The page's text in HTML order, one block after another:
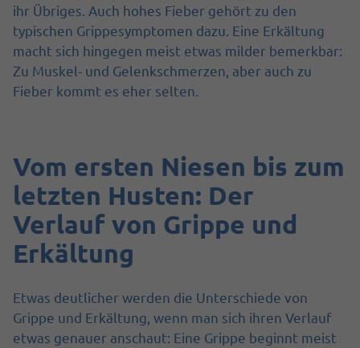
ihr Übriges. Auch hohes Fieber gehört zu den
typischen Grippesymptomen dazu. Eine Erkältung
macht sich hingegen meist etwas milder bemerkbar:
Zu Muskel- und Gelenkschmerzen, aber auch zu
Fieber kommt es eher selten.
Vom ersten Niesen bis zum
letzten Husten: Der
Verlauf von Grippe und
Erkältung
Etwas deutlicher werden die Unterschiede von
Grippe und Erkältung, wenn man sich ihren Verlauf
etwas genauer anschaut: Eine Grippe beginnt meist